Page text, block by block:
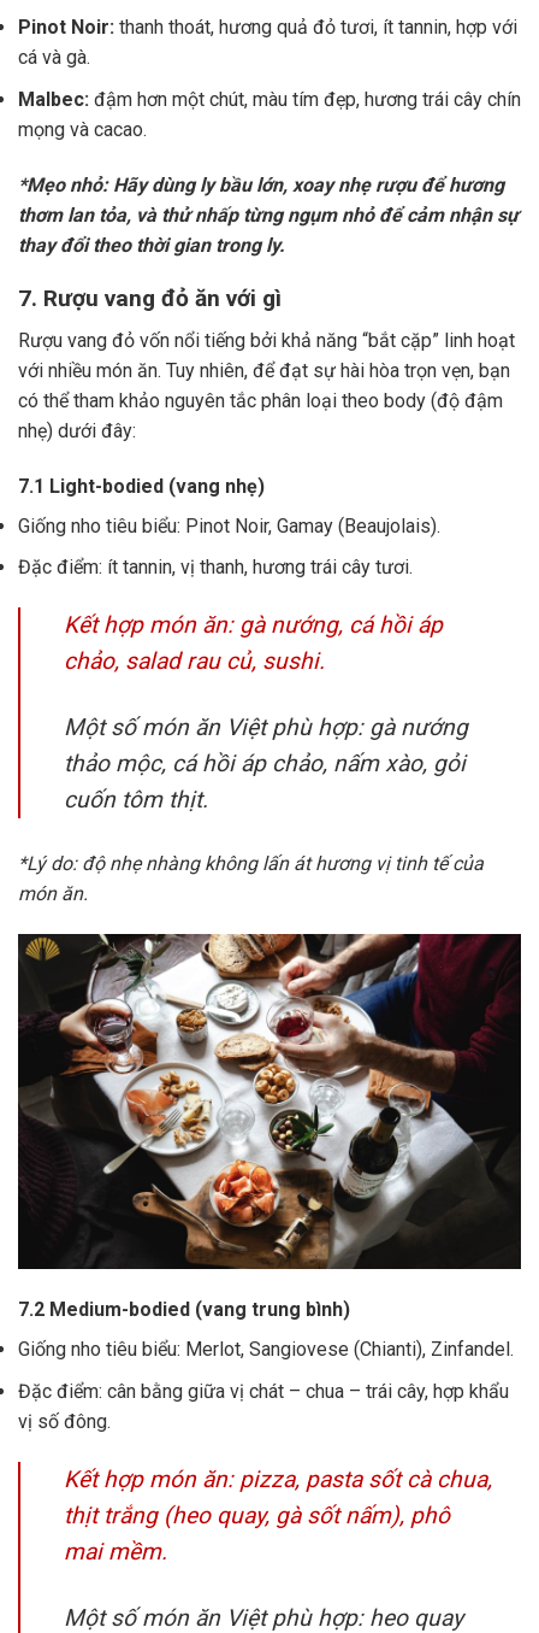
Pinot Noir: thanh thoát, hương quả đỏ tươi, ít tannin, hợp với
cá và gà.
Malbec: đậm hơn một chút, màu tím đẹp, hương trái cây chín
mọng và cacao.
*Mẹo nhỏ: Hãy dùng ly bầu lớn, xoay nhẹ rượu để hương
thơm lan tỏa, và thử nhấp từng ngụm nhỏ để cảm nhận sự
thay đổi theo thời gian trong ly.
7. Rượu vang đỏ ăn với gì
Rượu vang đỏ vốn nổi tiếng bởi khả năng “bắt cặp” linh hoạt
với nhiều món ăn. Tuy nhiên, để đạt sự hài hòa trọn vẹn, bạn
có thể tham khảo nguyên tắc phân loại theo body (độ đậm
nhẹ) dưới đây:
7.1 Light-bodied (vang nhẹ)
Giống nho tiêu biểu: Pinot Noir, Gamay (Beaujolais).
Đặc điểm: ít tannin, vị thanh, hương trái cây tươi.
Kết hợp món ăn: gà nướng, cá hồi áp
chảo, salad rau củ, sushi.
Một số món ăn Việt phù hợp: gà nướng
thảo mộc, cá hồi áp chảo, nấm xào, gỏi
cuốn tôm thịt.
*Lý do: độ nhẹ nhàng không lấn át hương vị tinh tế của
món ăn.
7.2 Medium-bodied (vang trung bình)
Giống nho tiêu biểu: Merlot, Sangiovese (Chianti), Zinfandel.
Đặc điểm: cân bằng giữa vị chát – chua – trái cây, hợp khẩu
vị số đông.
Kết hợp món ăn: pizza, pasta sốt cà chua,
thịt trắng (heo quay, gà sốt nấm), phô
mai mềm.
Một số món ăn Việt phù hợp: heo quay